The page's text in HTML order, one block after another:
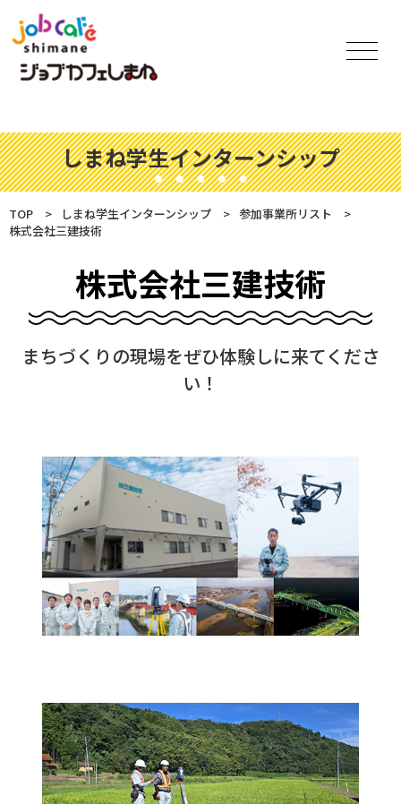
しまね学生インターンシップ
TOP しまね学生インターンシップ
参加事業所リスト
株式会社三建技術
株式会社三建技術
まちづくりの現場をぜひ体験しに来てくださ
い！